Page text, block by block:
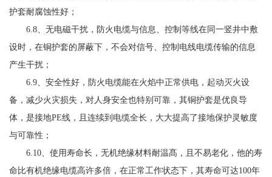
护套耐腐蚀性好；
6.8、无电磁干扰，防火电缆与信息、控制等线在同一竖井中敷
设时，在铜护套的屏蔽下，不会对信号、控制电线电缆传输的信息
产生干扰；
6.9、安全性好，防火电缆能在火焰中正常供电，起动灭火设
备，减少火灾损失，对人身安全也特别可靠，其铜护套是优良导
体，是接地PE线，且连续到电缆全长，大大提高了接地保护灵敏度
与可靠性；
6.10、使用寿命长，无机绝缘材料耐温髙，且不易老化，他的寿
命比有机绝缘电缆高许多倍，在正常工作状态下，其寿命可达100年